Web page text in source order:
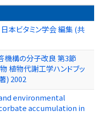
本ビタミン学会 編集 (共
機構の分子改良 第3節
植物代謝工学ハンドブッ
) 2002
environmental
accumulation in